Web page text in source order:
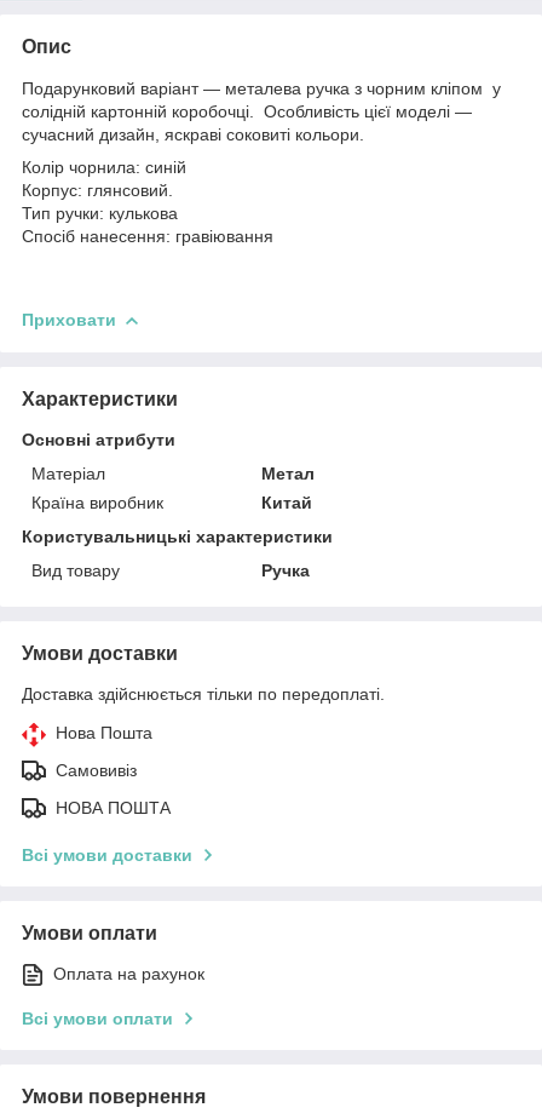
Опис
Подарунковий варіант — металева ручка з чорним кліпом у
солідній картонній коробочці. Особливість цієї моделі —
сучасний дизайн, яскраві соковиті кольори.
Колір чорнила: синій
Корпус: глянсовий.
Тип ручки: кулькова
Спосіб нанесення: гравіювання
Приховати
Характеристики
Основні атрибути
Матеріал
Метал
Країна виробник
Китай
Користувальницькі характеристики
Вид товару
Ручка
Умови доставки
Доставка здійснюється тільки по передоплаті.
Нова Пошта
Самовивіз
НОВА ПОШТА
Всі умови доставки
Умови оплати
Оплата на рахунок
Всі умови оплати
Умови повернення